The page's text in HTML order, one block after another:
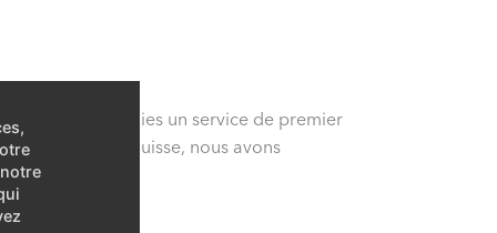
décennies un service de premier
dans toute la Suisse, nous avons